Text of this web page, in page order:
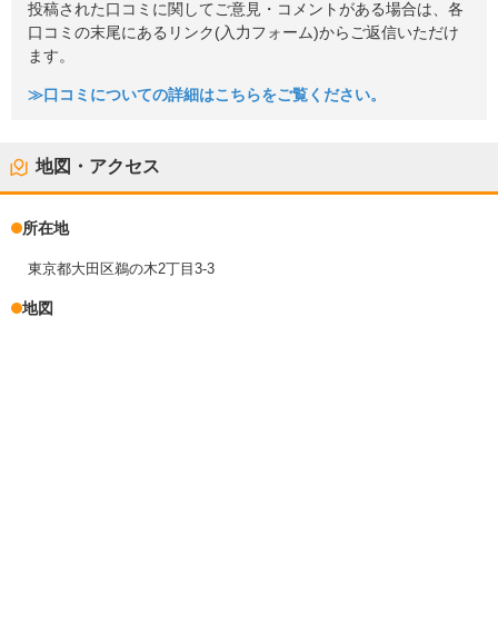
投稿された口コミに関してご意見・コメントがある場合は、各
口コミの末尾にあるリンク(入力フォーム)からご返信いただけ
ます。
≫口コミについての詳細はこちらをご覧ください。
地図・アクセス
所在地
東京都大田区鵜の木2丁目3-3
地図